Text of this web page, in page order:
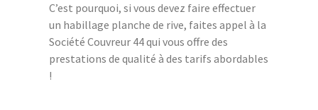
C’est pourquoi, si vous devez faire effectuer
un habillage planche de rive, faites appel à la
Société Couvreur 44 qui vous offre des
prestations de qualité à des tarifs abordables
!